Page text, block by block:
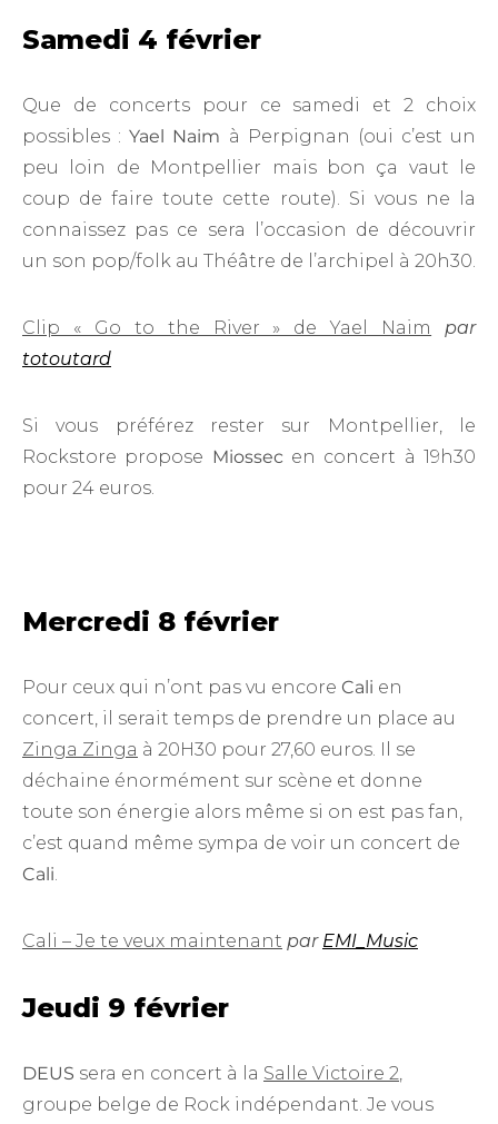
Samedi 4 février
Que de concerts pour ce samedi et 2 choix
possibles :Yael Naim à Perpignan (oui c’est un
peu loin de Montpellier mais bon ça vaut le
coup de faire toute cette route). Si vous ne la
connaissez pas ce sera l’occasion de découvrir
un son pop/folk au Théâtre de l’archipel à 20h30.
Clip « Go to the River » de Yael Naim
par
totoutard
Si vous préférez rester sur Montpellier, le
Rockstore propose Miossec en concert à 19h30
pour 24 euros.
Mercredi 8 février
Pour ceux qui n’ont pas vu encore Cali en
concert, il serait temps de prendre un place au
Zinga Zinga à 20H30 pour 27,60 euros. Il se
déchaine énormément sur scène et donne
toute son énergie alors même si on est pas fan,
c’est quand même sympa de voir un concert de
Cali.
Cali – Je te veux maintenant par EMI_Music
Jeudi 9 février
DEUS sera en concert à la Salle Victoire 2,
groupe belge de Rock indépendant. Je vous